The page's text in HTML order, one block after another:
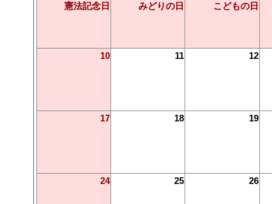
憲法記念日
みどりの日
こどもの日
10 11 12
17 18 19
24 25 26